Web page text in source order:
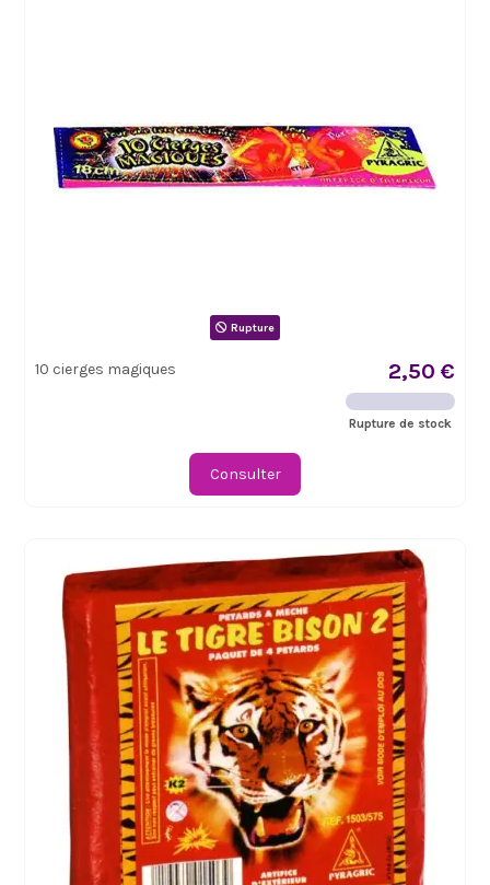
Rupture
10 cierges magiques 2,50 €
Rupture de stock
Consulter